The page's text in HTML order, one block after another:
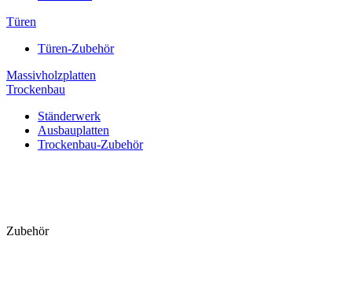
Türen
Türen-Zubehör
Massivholzplatten
Trockenbau
Ständerwerk
Ausbauplatten
Trockenbau-Zubehör
Zubehör